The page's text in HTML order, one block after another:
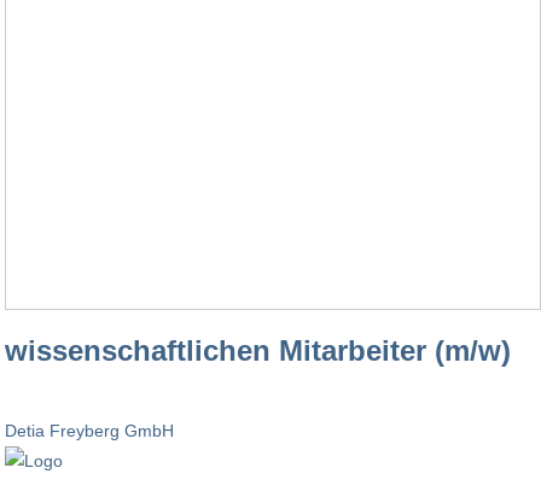
wissenschaftlichen Mitarbeiter (m/w)
Detia Freyberg GmbH